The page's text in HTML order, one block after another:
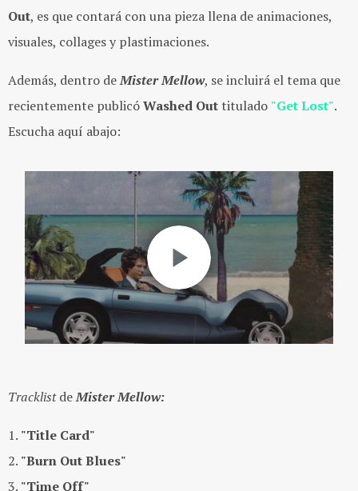
Out, es que contará con una pieza llena de animaciones,
visuales, collages y plastimaciones.
Además, dentro deMister Mellow, se incluirá el tema que
recientemente publicóWashed Out titulado "Get Lost".
Escucha aquí abajo:
TracklistdeMister Mellow:
1. "Title Card"
2. "Burn Out Blues"
3. "Time Off"